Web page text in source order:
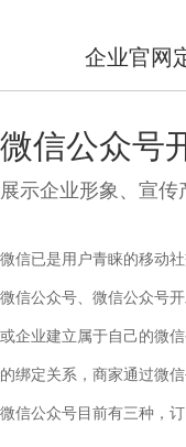
企业官网
微信公众号
展示企业形象、宣传
微信已是用户青睐的移动
微信公众号、微信公众号
或企业建立属于自己的微
的绑定关系，商家通过微
微信公众号目前有三种，